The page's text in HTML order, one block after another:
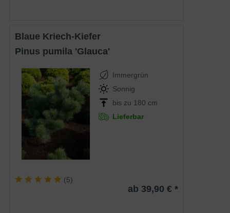
Blaue Kriech-Kiefer
Pinus pumila 'Glauca'
Immergrün
Sonnig
bis zu 180 cm
Lieferbar
(5)
ab 39,90 € *